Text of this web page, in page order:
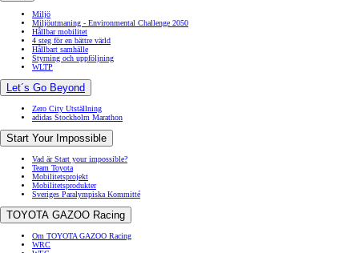
Miljö
Miljöutmaning - Environmental Challenge 2050
Hållbar mobilitet
4 steg för en bättre värld
Hållbart samhälle
Styrning och uppföljning
WLTP
Let´s Go Beyond
Zero City Utställning
adidas Stockholm Marathon
Start Your Impossible
Vad är Start your impossible?
Team Toyota
Mobilitetsprojekt
Mobilitetsprodukter
Sveriges Paralympiska Kommitté
TOYOTA GAZOO Racing
Om TOYOTA GAZOO Racing
WRC